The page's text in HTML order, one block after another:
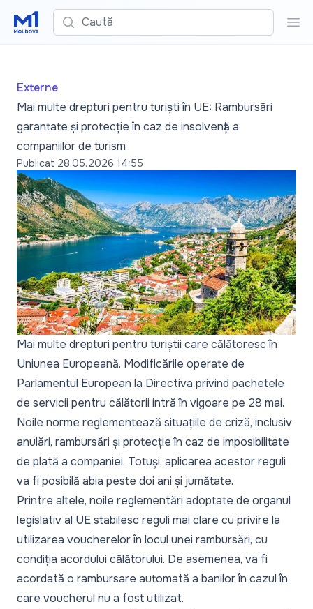
Caută
Externe
Mai multe drepturi pentru turiști în UE: Rambursări
garantate și protecție în caz de insolvență a
companiilor de turism
Publicat 28.05.2026 14:55
Mai multe drepturi pentru turiștii care călătoresc în
Uniunea Europeană. Modificările operate de
Parlamentul European la Directiva privind pachetele
de servicii pentru călătorii intră în vigoare pe 28 mai.
Noile norme reglementează situațiile de criză, inclusiv
anulări, rambursări și protecție în caz de imposibilitate
de plată a companiei. Totuși, aplicarea acestor reguli
va fi posibilă abia peste doi ani și jumătate.
Printre altele, noile reglementări adoptate de organul
legislativ al UE stabilesc reguli mai clare cu privire la
utilizarea voucherelor în locul unei rambursări, cu
condiția acordului călătorului. De asemenea, va fi
acordată o rambursare automată a banilor în cazul în
care voucherul nu a fost utilizat.